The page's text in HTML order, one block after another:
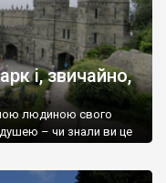
і, звичайно,
людиною свого
– чи знали ви це